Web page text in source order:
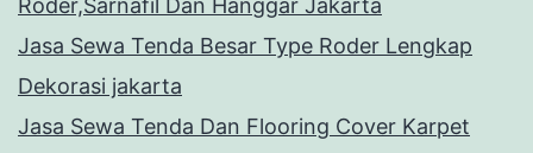
Roder,Sarnafil Dan Hanggar Jakarta
Jasa Sewa Tenda Besar Type Roder Lengkap
Dekorasi jakarta
Jasa Sewa Tenda Dan Flooring Cover Karpet